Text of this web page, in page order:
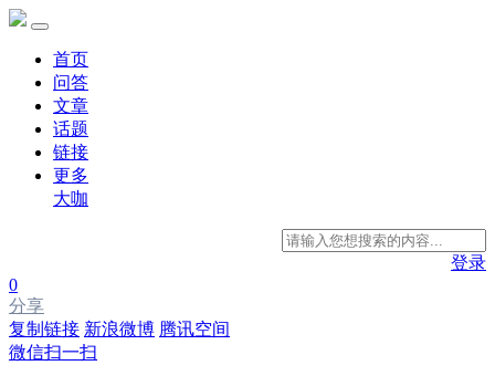
首页
问答
文章
话题
链接
更多
大咖
登录
0
分享
复制链接 新浪微博 腾讯空间
微信扫一扫